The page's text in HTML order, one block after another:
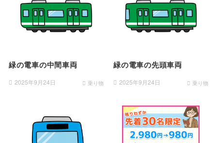
緑の電車の中間車両
2025年9月24日 乗り物
緑の電車の先頭車両
2025年9月24日 乗り物